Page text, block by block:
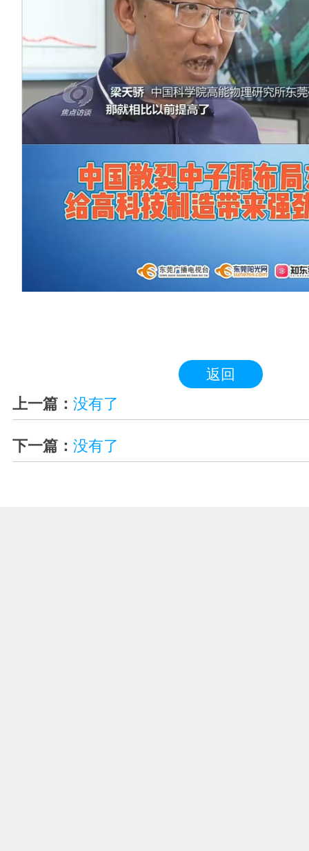
返回
上一篇： 没有了
下一篇： 没有了